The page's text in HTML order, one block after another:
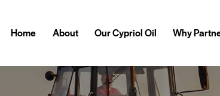
Home About Our Cypriol Oil Why